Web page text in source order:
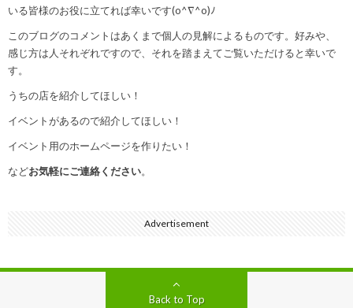
いる皆様のお役に立てれば幸いです(o^∇^o)ﾉ
このブログのコメントはあくまで個人の見解によるものです。好みや、
感じ方は人それぞれですので、それを踏まえてご覧いただけると幸いで
す。
うちの店を紹介してほしい！
イベントがあるので紹介してほしい！
イベント用のホームページを作りたい！
などお気軽にご連絡ください。
Advertisement
Back to Top